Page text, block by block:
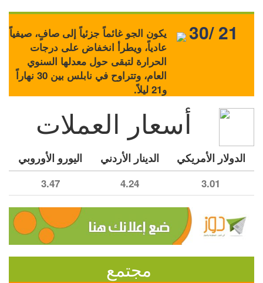
يكون الجو غائماً جزئياً إلى صافٍ، صيفياً
عادياً، ويطرأ انخفاض على درجات
الحرارة لتبقى حول معدلها السنوي
العام، وتتراوح في نابلس بين 30 نهاراً
و21 ليلاً.
30/ 21
أسعار العملات
الدولار الأمريكي الدينار الأردني اليورو الأوروبي
3.01
4.24
3.47
مجتمع